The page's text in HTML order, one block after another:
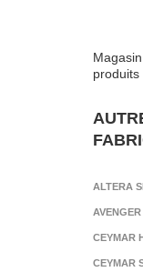
produits
ALTERA
CEYMAR
CEYMAR